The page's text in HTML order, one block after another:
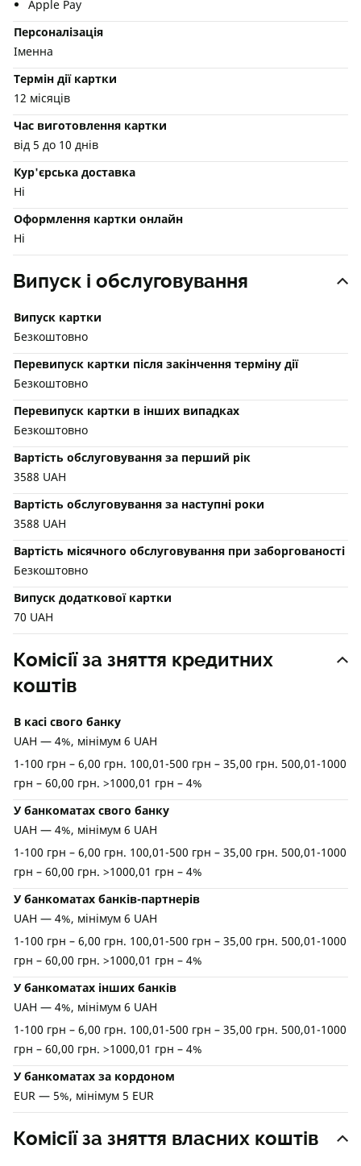
Apple Pay
Персоналізація
Іменна
Термін дії картки
12 місяців
Час виготовлення картки
від 5 до 10 днів
Кур'єрська доставка
Ні
Оформлення картки онлайн
Ні
Випуск і обслуговування
Випуск картки
Безкоштовно
Перевипуск картки після закінчення терміну дії
Безкоштовно
Перевипуск картки в інших випадках
Безкоштовно
Вартість обслуговування за перший рік
3588 UAH
Вартість обслуговування за наступні роки
3588 UAH
Вартість місячного обслуговування при заборгованості
Безкоштовно
Випуск додаткової картки
70 UAH
Комісії за зняття кредитних
коштів
В касі свого банку
UAH — 4%, мінімум 6 UAH
1-100 грн – 6,00 грн. 100,01-500 грн – 35,00 грн. 500,01-1000
грн – 60,00 грн. >1000,01 грн – 4%
У банкоматах свого банку
UAH — 4%, мінімум 6 UAH
1-100 грн – 6,00 грн. 100,01-500 грн – 35,00 грн. 500,01-1000
грн – 60,00 грн. >1000,01 грн – 4%
У банкоматах банків-партнерів
UAH — 4%, мінімум 6 UAH
1-100 грн – 6,00 грн. 100,01-500 грн – 35,00 грн. 500,01-1000
грн – 60,00 грн. >1000,01 грн – 4%
У банкоматах інших банків
UAH — 4%, мінімум 6 UAH
1-100 грн – 6,00 грн. 100,01-500 грн – 35,00 грн. 500,01-1000
грн – 60,00 грн. >1000,01 грн – 4%
У банкоматах за кордоном
EUR — 5%, мінімум 5 EUR
Комісії за зняття власних коштів